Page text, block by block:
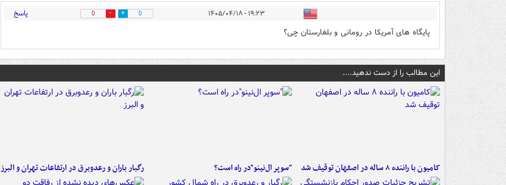
۱۹:۲۳ - ۱۴۰۵/۰۴/۱۸ 0
0 پاسخ
پایگاه های آمریکا در رومانی و بلغارستان چی؟
این مطالب را از دست ندهید....
کامیون با راننده ۸ ساله در اصفهان توقیف شد "سوپر ال‌نینو"در راه است؟ رگبار باران و رعدوبرق در ارتفاعات تهران و البرز